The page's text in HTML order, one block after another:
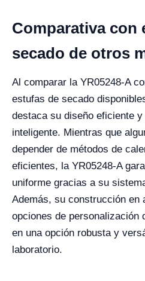
Comparativa con
secado de otros
Al comparar la YR05248-A
estufas de secado
destaca su diseño eficiente
inteligente. Mientras que
depender de métodos de
eficientes, la YR05248-A
uniforme gracias a su
Además, su construcción en
opciones de personalización
en una opción robusta y
laboratorio.